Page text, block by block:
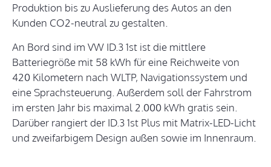
Produktion bis zu Auslieferung des Autos an den
Kunden CO2-neutral zu gestalten.
An Bord sind im VW ID.3 1st ist die mittlere
Batteriegröße mit 58 kWh für eine Reichweite von
420 Kilometern nach WLTP, Navigationssystem und
eine Sprachsteuerung. Außerdem soll der Fahrstrom
im ersten Jahr bis maximal 2.000 kWh gratis sein.
Darüber rangiert der ID.3 1st Plus mit Matrix-LED-Licht
und zweifarbigem Design außen sowie im Innenraum.